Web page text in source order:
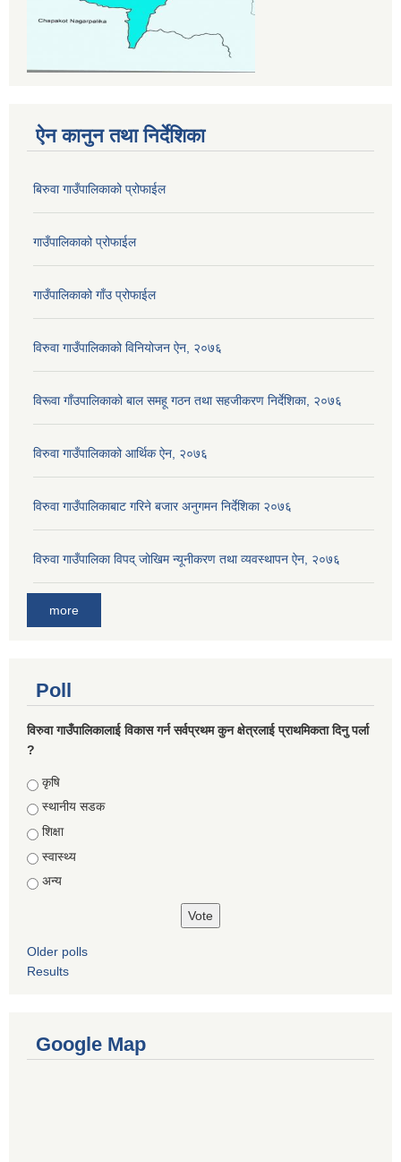
ऐन कानुन तथा निर्देशिका
बिरुवा गाउँपालिकाको प्रोफाईल
गाउँपालिकाको प्रोफाईल
गाउँपालिकाको गाँउ प्रोफाईल
विरुवा गाउँपालिकाको विनियोजन ऐन, २०७६
विरूवा गाँउपालिकाको बाल समहू गठन तथा सहजीकरण निर्देशिका, २०७६
विरुवा गाउँपालिकाको आर्थिक ऐन, २०७६
विरुवा गाउँपालिकाबाट गरिने बजार अनुगमन निर्देशिका २०७६
विरुवा गाउँपालिका विपद् जोखिम न्यूनीकरण तथा व्यवस्थापन ऐन, २०७६
more
Poll
विरुवा गाउँपालिकालाई विकास गर्न सर्वप्रथम कुन क्षेत्रलाई प्राथमिकता दिनु पर्ला
?
Choices
कृषि
स्थानीय सडक
शिक्षा
स्वास्थ्य
अन्य
Older polls
Results
Google Map